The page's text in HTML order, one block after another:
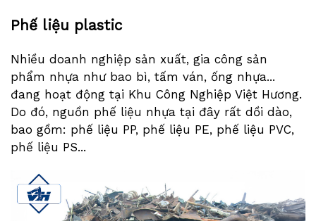
Phế liệu plastic
Nhiều doanh nghiệp sản xuất, gia công sản
phẩm nhựa như bao bì, tấm ván, ống nhựa...
đang hoạt động tại Khu Công Nghiệp Việt Hương.
Do đó, nguồn phế liệu nhựa tại đây rất dồi dào,
bao gồm: phế liệu PP, phế liệu PE, phế liệu PVC,
phế liệu PS...